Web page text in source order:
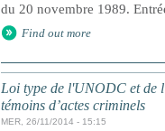
du 20 novembre 1989.
Find out more
Loi type de l'UNODC et de
témoins d’actes criminels
MER, 26/11/2014 - 15:15